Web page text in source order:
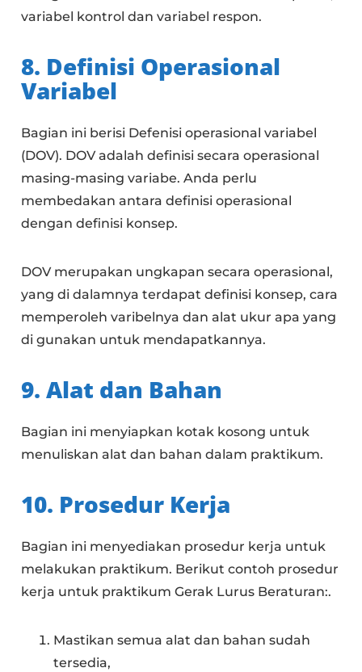
variabel kontrol dan variabel respon.
8. Definisi Operasional
Variabel
Bagian ini berisi Defenisi operasional variabel
(DOV). DOV adalah definisi secara operasional
masing-masing variabe. Anda perlu
membedakan antara definisi operasional
dengan definisi konsep.
DOV merupakan ungkapan secara operasional,
yang di dalamnya terdapat definisi konsep, cara
memperoleh varibelnya dan alat ukur apa yang
di gunakan untuk mendapatkannya.
9. Alat dan Bahan
Bagian ini menyiapkan kotak kosong untuk
menuliskan alat dan bahan dalam praktikum.
10. Prosedur Kerja
Bagian ini menyediakan prosedur kerja untuk
melakukan praktikum. Berikut contoh prosedur
kerja untuk praktikum Gerak Lurus Beraturan:.
Mastikan semua alat dan bahan sudah
tersedia,